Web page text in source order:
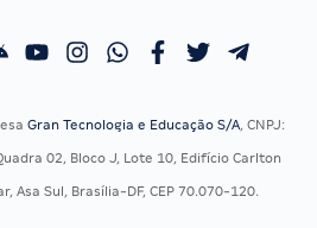
Calendário OAB
Gran Tecnologia e Educação S/A, CNPJ:
02, Bloco J, Lote 10, Edifício Carlton
Asa Sul, Brasília-DF, CEP 70.070-120.